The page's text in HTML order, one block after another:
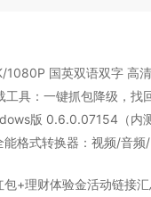
1080P 国英双语双字 高
工具：一键抓包降级，找
版 0.6.0.07154（内
格式转换器：视频/音
+理财体验金活动链接汇